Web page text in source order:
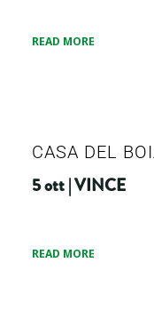
READ MORE
CASA DEL
5 ott | VINCE
READ MORE